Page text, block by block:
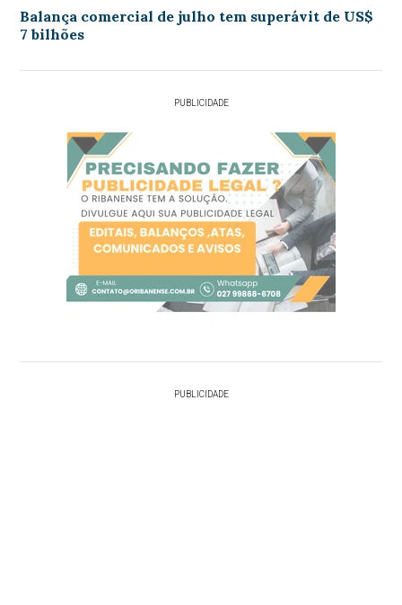
Balança comercial de julho tem superávit de US$
7 bilhões
PUBLICIDADE
PUBLICIDADE